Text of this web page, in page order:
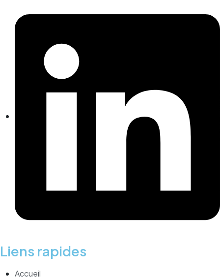
Liens rapides
Accueil